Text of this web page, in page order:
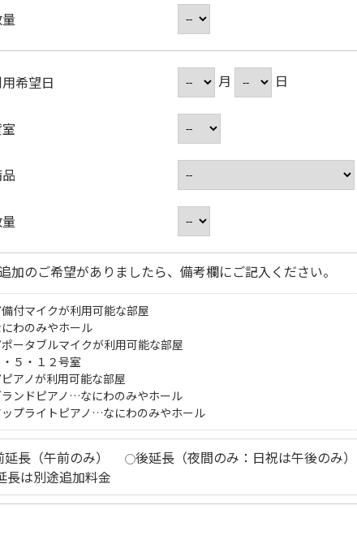
希望日 月 日
加のご希望がありましたら、備考欄にご記入ください。
付マイクが利用可能な部屋
わのみやホール
ータブルマイクが利用可能な部屋
・５・１２号室
アノが利用可能な部屋
ンドピアノ…なにわのみやホール
プライトピアノ…なにわのみやホール
延長（午前のみ）
後延長（夜間のみ：日祝は午後のみ）
長は別途追加料金